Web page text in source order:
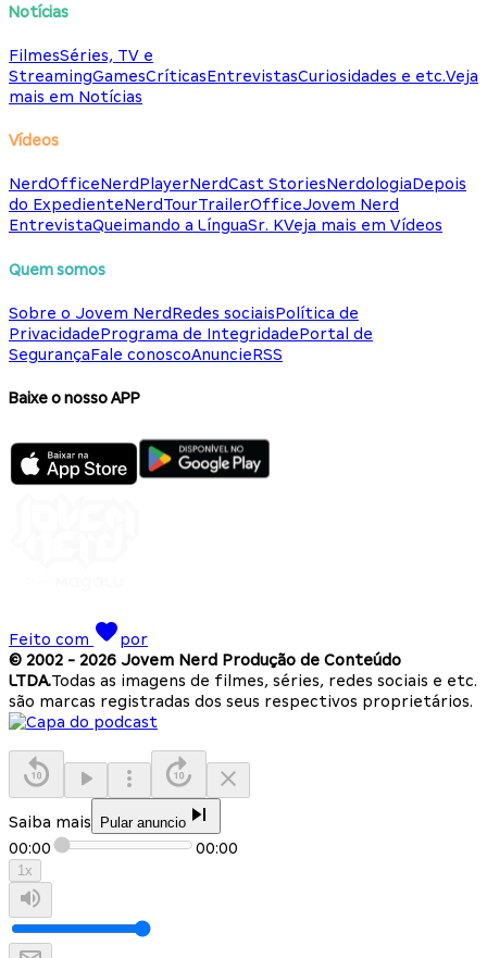
Notícias
FilmesSéries, TV e
StreamingGamesCríticasEntrevistasCuriosidades e etc.Veja
mais em Notícias
Vídeos
NerdOfficeNerdPlayerNerdCast StoriesNerdologiaDepois
do ExpedienteNerdTourTrailerOfficeJovem Nerd
EntrevistaQueimando a LínguaSr. KVeja mais em Vídeos
Quem somos
Sobre o Jovem NerdRedes sociaisPolítica de
PrivacidadePrograma de IntegridadePortal de
SegurançaFale conoscoAnuncieRSS
Baixe o nosso APP
Feito com
por
© 2002 - 2026 Jovem Nerd Produção de Conteúdo
LTDA.Todas as imagens de filmes, séries, redes sociais e etc.
são marcas registradas dos seus respectivos proprietários.
Saiba mais Pular anuncio
00:00 00:00
1x